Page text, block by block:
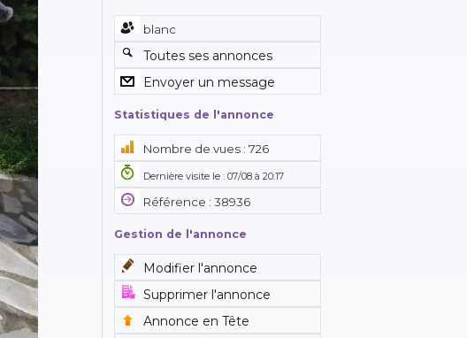
blanc
Toutes ses annonces
Envoyer un message
Statistiques de l'annonce
Nombre de vues : 726
Dernière visite le : 07/08 à 20:17
Référence : 38936
Gestion de l'annonce
Modifier l'annonce
Supprimer l'annonce
Annonce en Tête